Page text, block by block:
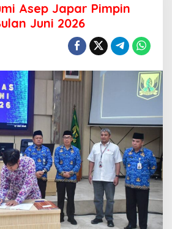
p
a
t
k
a
b
u
m
i
A
s
e
p
J
a
p
a
Asep Japar Pimpin
Juni 2026